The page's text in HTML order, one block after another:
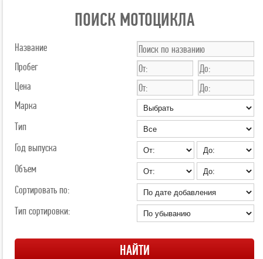
ПОИСК МОТОЦИКЛА
Название
Пробег
Цена
Марка
Тип
Год выпуска
Объем
Сортировать по:
Тип сортировки: